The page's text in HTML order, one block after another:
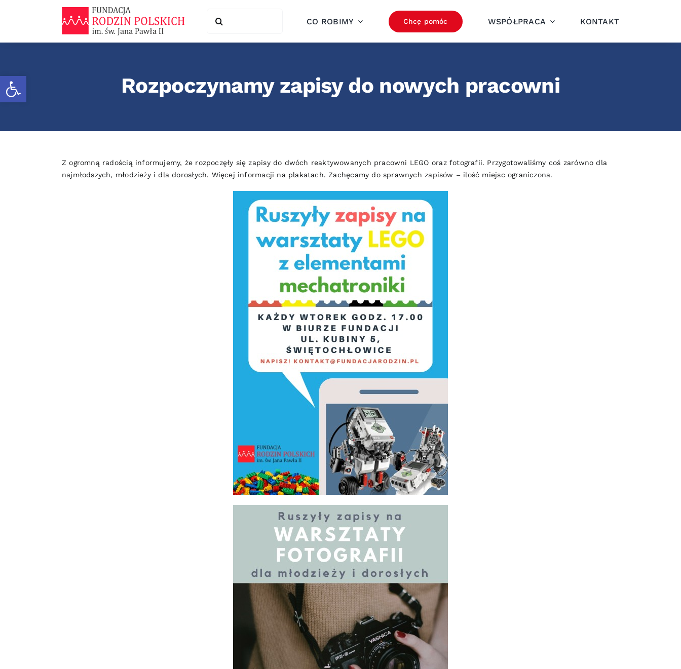
Otwórz pasek narzędzi
for:
CO ROBIMY Chcę pomóc WSPÓŁPRACA KONTAKT
Rozpoczynamy zapisy do nowych pracowni
Z ogromną radością informujemy, że rozpoczęły się zapisy do dwóch reaktywowanych pracowni LEGO oraz fotografii. Przygotowaliśmy coś zarówno dla
najmłodszych, młodzieży i dla dorosłych. Więcej informacji na plakatach. Zachęcamy do sprawnych zapisów – ilość miejsc ograniczona.